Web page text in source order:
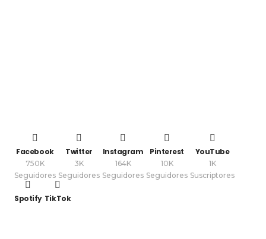
Facebook
750K
Seguidores
Twitter
3K
Seguidores
Instagram
164K
Seguidores
Pinterest
10K
Seguidores
YouTube
1K
Suscriptores
Spotify TikTok